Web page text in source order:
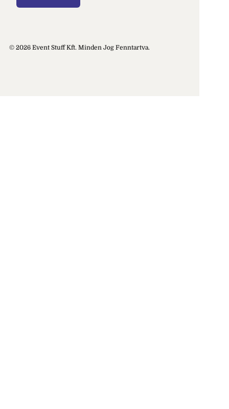
© 2026 Event Stuff Kft. Minden Jog Fenntartva.